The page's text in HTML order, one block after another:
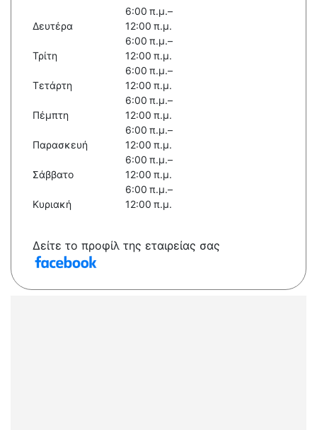
Δευτέρα
6:00 π.μ.–
12:00 π.μ.
Τρίτη
6:00 π.μ.–
12:00 π.μ.
Τετάρτη
6:00 π.μ.–
12:00 π.μ.
Πέμπτη
6:00 π.μ.–
12:00 π.μ.
Παρασκευή
6:00 π.μ.–
12:00 π.μ.
Σάββατο
6:00 π.μ.–
12:00 π.μ.
Κυριακή
6:00 π.μ.–
12:00 π.μ.
Δείτε το προφίλ της εταιρείας σας